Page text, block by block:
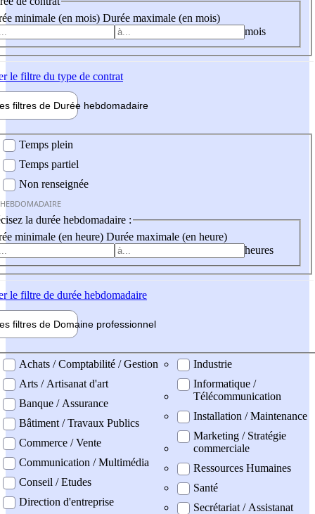
minimale (en mois) Durée maximale (en mois)
mois
le filtre du type de contrat
filtres de Durée hebdomadaire
Temps plein
Temps partiel
Non renseignée
la durée hebdomadaire :
minimale (en heure) Durée maximale (en heure)
heures
le filtre de durée hebdomadaire
filtres de Domaine professionnel
professionel
Achats / Comptabilité / Gestion
Arts / Artisanat d'art
Banque / Assurance
Bâtiment / Travaux Publics
Commerce / Vente
Communication / Multimédia
Conseil / Etudes
Direction d'entreprise
Industrie
Informatique /
Télécommunication
Installation / Maintenance
Marketing / Stratégie
commerciale
Ressources Humaines
Santé
Secrétariat / Assistanat